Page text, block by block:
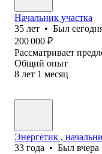
Начальник участка
35 лет • Был
200 000 ₽
Рассматривает
Общий опыт
8 лет 1 месяц
Энергетик ,
33 года • Был вчера